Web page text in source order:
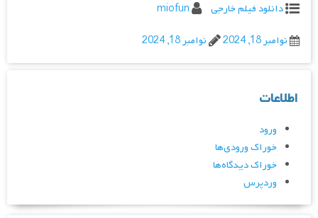
دانلود فیلم خارجی
miofun
نوامبر 18, 2024
نوامبر 18, 2024
اطلاعات
ورود
خوراک ورودی‌ها
خوراک دیدگاه‌ها
وردپرس